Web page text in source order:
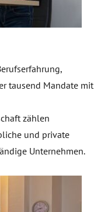
tausend Mandate mit
zählen
und private
Unternehmen.